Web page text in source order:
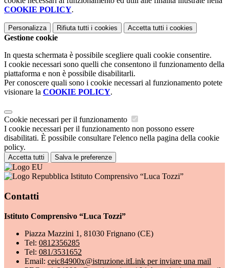
COOKIE POLICY.
Personalizza Rifiuta tutti i cookies Accetta tutti i cookies
Gestione cookie
In questa schermata è possibile scegliere quali cookie consentire.
I cookie necessari sono quelli che consentono il funzionamento della
piattaforma e non è possibile disabilitarli.
Per conoscere quali sono i cookie necessari al funzionamento potete
visionare la COOKIE POLICY.
Cookie necessari per il funzionamento
I cookie necessari per il funzionamento non possono essere
disabilitati. È possibile consultare l'elenco nella pagina della cookie
policy.
Accetta tutti Salva le preferenze
Istituto Comprensivo “Luca Tozzi”
Contatti
Istituto Comprensivo “Luca Tozzi”
Piazza Mazzini 1, 81030 Frignano (CE)
Tel: 0812356285
Tel: 081/3531652
Email: ceic84900x@istruzione.itLink per inviare una mail